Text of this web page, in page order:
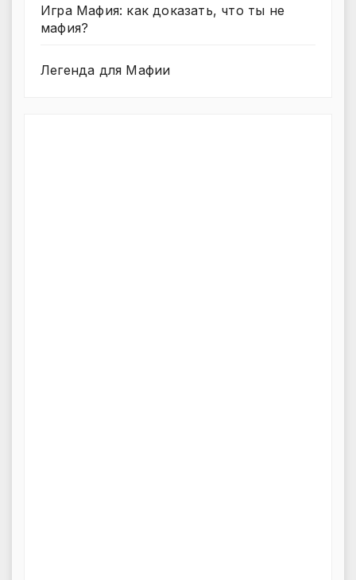
Игра Мафия: как доказать, что ты не
мафия?
Легенда для Мафии